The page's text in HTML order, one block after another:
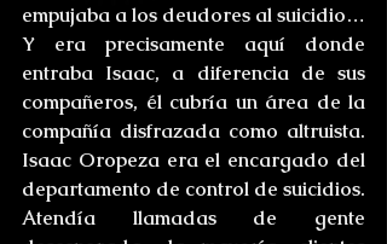
empujaba a los deudores al suicidio…
Y era precisamente aquí donde
entraba Isaac, a diferencia de sus
compañeros, él cubría un área de la
compañía disfrazada como altruista.
Isaac Oropeza era el encargado del
departamento de control de suicidios.
Atendía llamadas de gente